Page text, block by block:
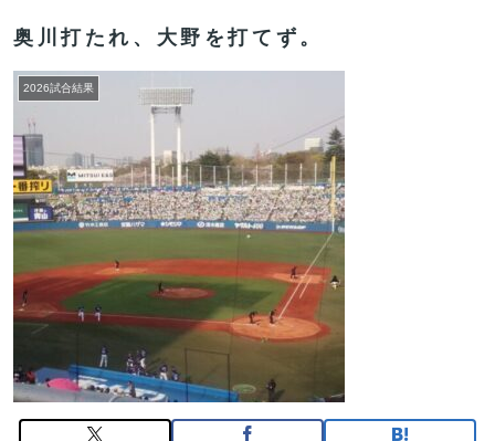
奥川打たれ、大野を打てず。
2026試合結果